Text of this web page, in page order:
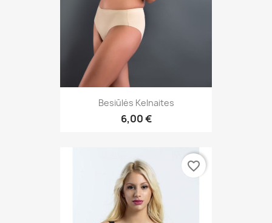
Besiūlės Kelnaites
6,00 €
favorite_border